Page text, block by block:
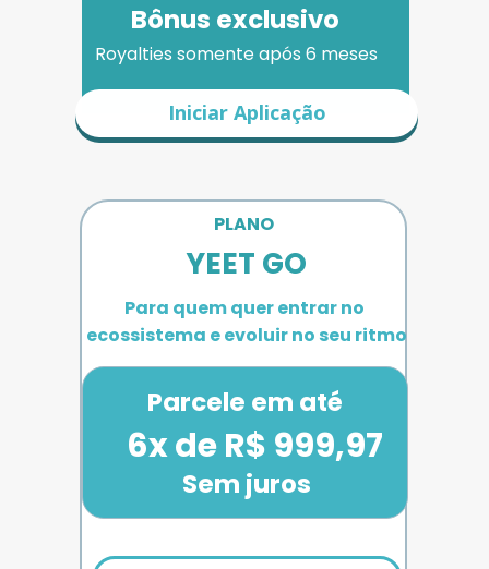
PLANO
YEET GO
Para quem quer entrar no
ecossistema e evoluir no seu ritmo
Parcele em até
Sem juros
Iniciar Aplicação
Bônus exclusivo
Royalties somente após 6 meses
6x de R$ 999,97